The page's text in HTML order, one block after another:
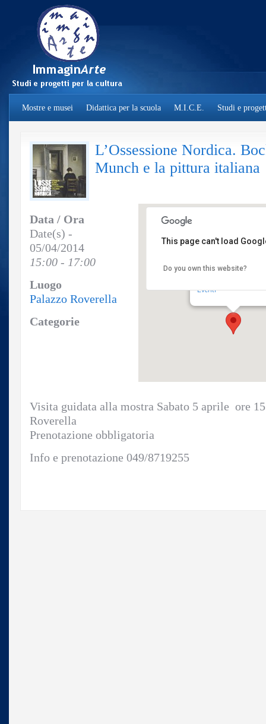
Mostre e musei Didattica per la scuola M.I.C.E. Studi e
L’Ossessione Nordica.
Munch e la pittura italiana
Palazzo Roverella
Eventi
This page can't load
Do you own this website?
Data / Ora
Date(s) -
05/04/2014
15:00 - 17:00
Luogo
Palazzo Roverella
Categorie
Visita guidata alla mostra Sabato 5 aprile ore
Roverella
Prenotazione obbligatoria
Info e prenotazione 049/8719255